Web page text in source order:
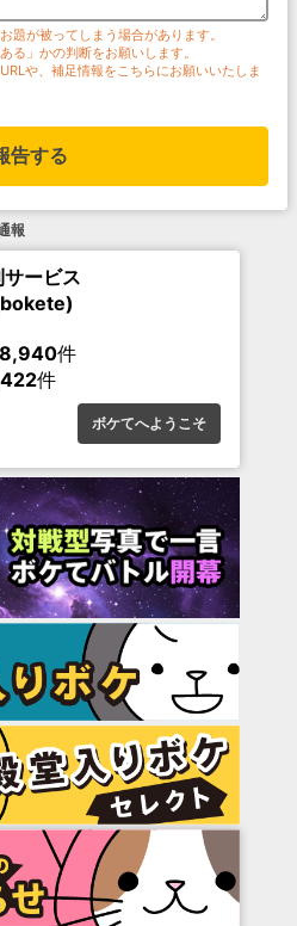
題が被ってしまう場合があります。
る」かの判断をお願いします。
や、補足情報をこちらにお願いいたしま
告する
報
ービス
件
件
ボケてへようこそ